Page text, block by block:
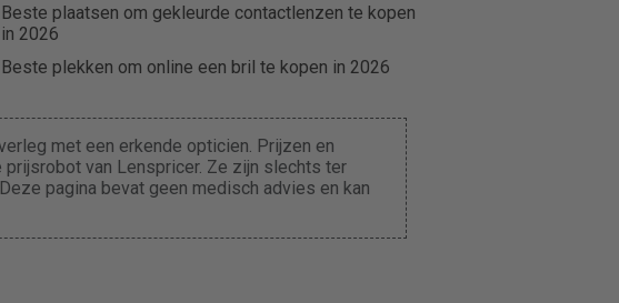
Beste plaatsen om gekleurde contactlenzen te kopen
in 2026
Beste plekken om online een bril te kopen in 2026
met een erkende opticien. Prijzen en
van Lenspricer. Ze zijn slechts ter
pagina bevat geen medisch advies en kan